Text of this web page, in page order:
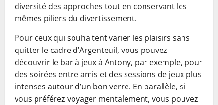
diversité des approches tout en conservant les
mêmes piliers du divertissement.
Pour ceux qui souhaitent varier les plaisirs sans
quitter le cadre d’Argenteuil, vous pouvez
découvrir le bar à jeux à Antony, par exemple, pour
des soirées entre amis et des sessions de jeux plus
intenses autour d’un bon verre. En parallèle, si
vous préférez voyager mentalement, vous pouvez